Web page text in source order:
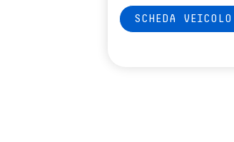
SCHEDA VEICOLO